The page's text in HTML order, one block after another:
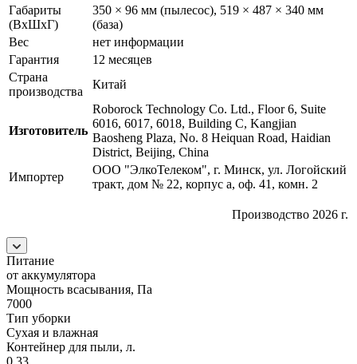
Габариты
(ВхШхГ)
350 × 96 мм (пылесос), 519 × 487 × 340 мм
(база)
Вес
нет информации
Гарантия
12 месяцев
Страна
производства
Китай
Изготовитель
Roborock Technology Co. Ltd., Floor 6, Suite
6016, 6017, 6018, Building C, Kangjian
Baosheng Plaza, No. 8 Heiquan Road, Haidian
District, Beijing, China
Импортер
ООО "ЭлкоТелеком", г. Минск, ул. Логойский
тракт, дом № 22, корпус а, оф. 41, комн. 2
Производство 2026 г.
Питание
от аккумулятора
Мощность всасывания, Па
7000
Тип уборки
Сухая и влажная
Контейнер для пыли, л.
0,33